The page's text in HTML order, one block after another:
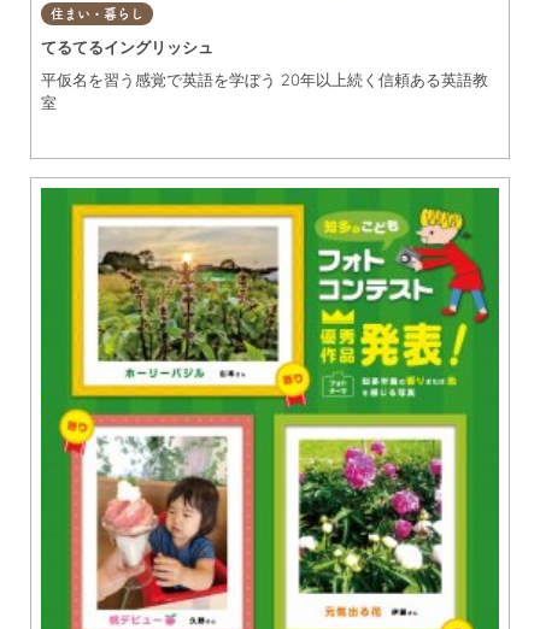
住まい・暮らし
てるてるイングリッシュ
平仮名を習う感覚で英語を学ぼう 20年以上続く信頼ある英語教
室